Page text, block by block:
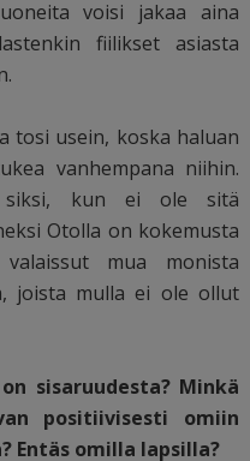
voisi jakaa aina
fiilikset asiasta
tosi usein, koska haluan
vanhempana niihin.
siksi, kun ei ole sitä
Otolla on kokemusta
mua monista
joista mulla ei ole ollut
sisaruudesta? Minkä
positiivisesti omiin
Entäs omilla lapsilla?